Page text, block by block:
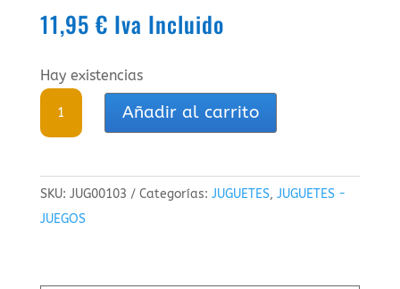
11,95 € Iva Incluido
Hay existencias
Marioneta
goma
muy
realista
Añadir al carrito
SKU: JUG00103 Categorías: JUGUETES, JUGUETES -
JUEGOS